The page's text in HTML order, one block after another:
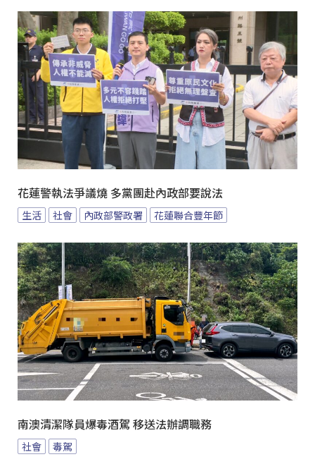
花蓮警執法爭議燒 多黨團赴內政部要說法
生活 社會 內政部警政署 花蓮聯合豐年節
南澳清潔隊員爆毒酒駕 移送法辦調職務
社會 毒駕